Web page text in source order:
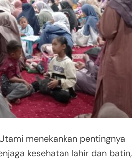
menekankan pentingnya
kesehatan lahir dan batin,